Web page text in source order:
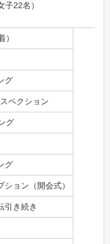
22名）
）
グ
ペクション
グ
グ
ョン（開会式）
引き続き